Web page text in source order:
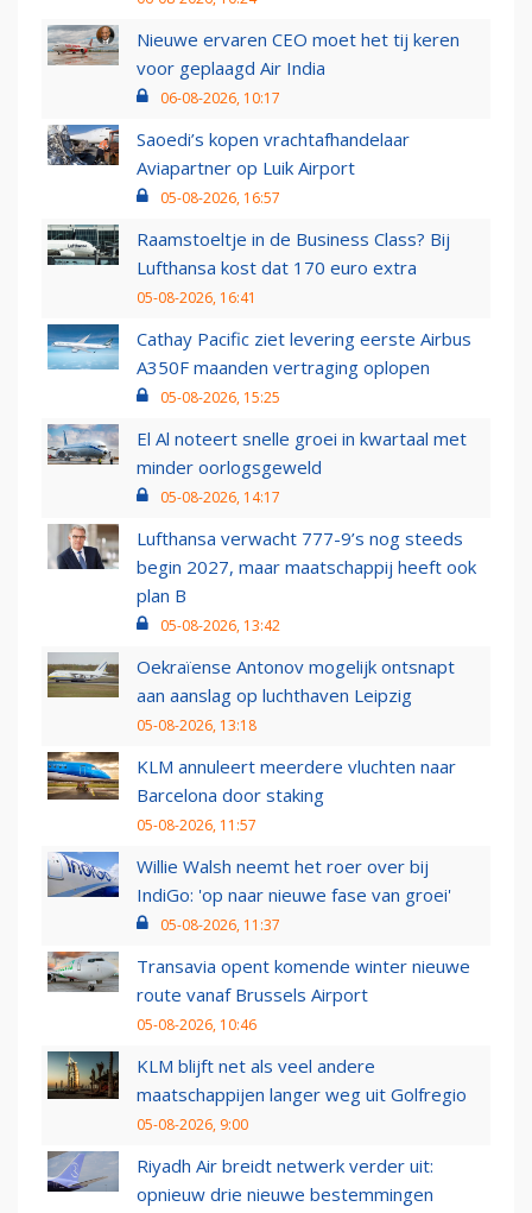
Nieuwe ervaren CEO moet het tij keren
voor geplaagd Air India
06-08-2026, 10:17
Saoedi’s kopen vrachtafhandelaar
Aviapartner op Luik Airport
05-08-2026, 16:57
Raamstoeltje in de Business Class? Bij
Lufthansa kost dat 170 euro extra
05-08-2026, 16:41
Cathay Pacific ziet levering eerste Airbus
A350F maanden vertraging oplopen
05-08-2026, 15:25
El Al noteert snelle groei in kwartaal met
minder oorlogsgeweld
05-08-2026, 14:17
Lufthansa verwacht 777-9’s nog steeds
begin 2027, maar maatschappij heeft ook
plan B
05-08-2026, 13:42
Oekraïense Antonov mogelijk ontsnapt
aan aanslag op luchthaven Leipzig
05-08-2026, 13:18
KLM annuleert meerdere vluchten naar
Barcelona door staking
05-08-2026, 11:57
Willie Walsh neemt het roer over bij
IndiGo: 'op naar nieuwe fase van groei'
05-08-2026, 11:37
Transavia opent komende winter nieuwe
route vanaf Brussels Airport
05-08-2026, 10:46
KLM blijft net als veel andere
maatschappijen langer weg uit Golfregio
05-08-2026, 9:00
Riyadh Air breidt netwerk verder uit:
opnieuw drie nieuwe bestemmingen